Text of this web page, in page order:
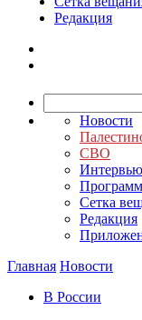
Редакция
Новости
СВО
Интервью
Сетка
Редакция
Главная Новости
В России